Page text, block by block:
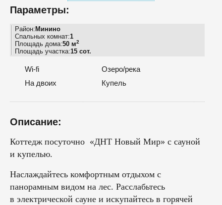
Параметры:
Район: Минино
Спальных комнат:1
Площадь дома:50 м2
Площадь участка:15 сот.
Wi-fi
Озеро/река
На двоих
Купель
Описание:
Коттедж посуточно «ДНТ Новый Мир» с сауной
и купелью.
Наслаждайтесь комфортным отдыхом с
панорамным видом на лес. Расслабьтесь
в электрической сауне и искупайтесь в горячей